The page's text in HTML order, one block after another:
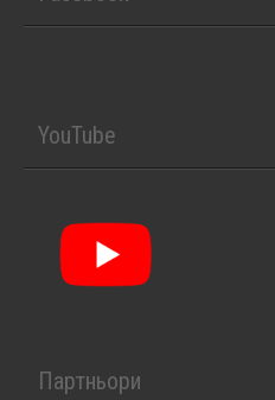
YouTube
Партньори